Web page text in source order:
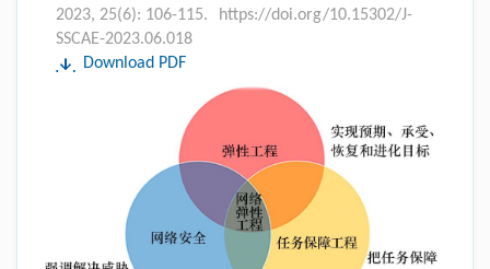
2023, 25(6): 106-115.
https://doi.org/10.15302/J-
SSCAE-2023.06.018
Download PDF